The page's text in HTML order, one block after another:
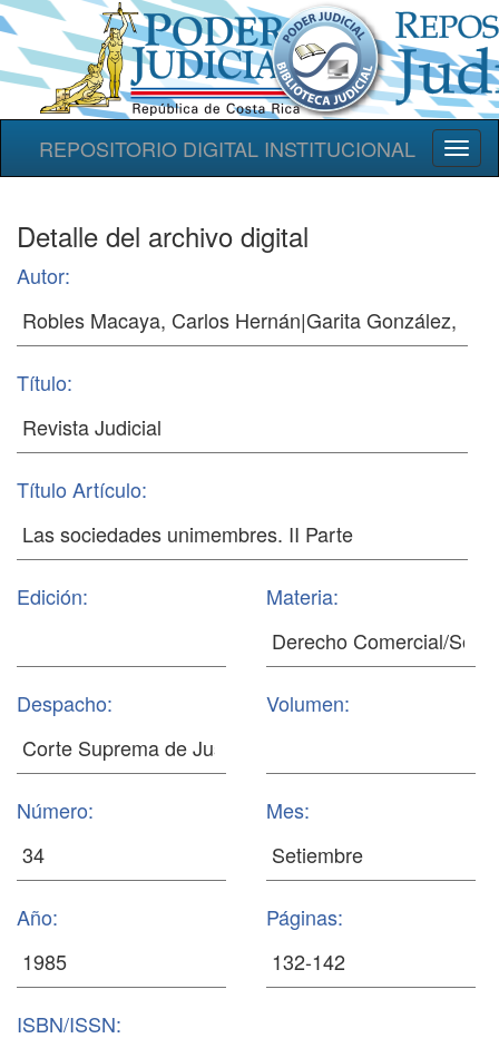
REPOSITORIO DIGITAL INSTITUCIONAL
Detalle del archivo digital
Autor:
Título:
Título Artículo:
Edición: Materia:
Despacho: Volumen:
Número: Mes:
Año: Páginas:
ISBN/ISSN: